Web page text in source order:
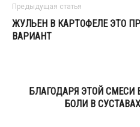
Предыдущая статья
ЖУЛЬЕН В КАРТОФЕЛЕ ЭТО
ВАРИАНТ
БЛАГОДАРЯ ЭТОЙ СМЕСИ
БОЛИ В